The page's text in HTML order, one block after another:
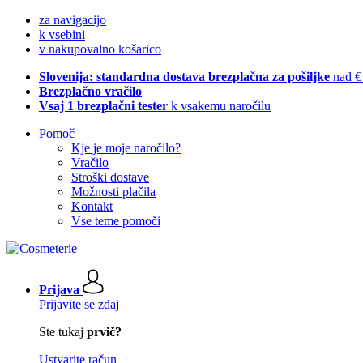
za navigacijo
k vsebini
v nakupovalno košarico
Slovenija: standardna dostava brezplačna za pošiljke nad
Brezplačno vračilo
Vsaj 1 brezplačni tester k vsakemu naročilu
Pomoč
Kje je moje naročilo?
Vračilo
Stroški dostave
Možnosti plačila
Kontakt
Vse teme pomoči
Prijava
Prijavite se zdaj
Ste tukaj prvič?
Ustvarite račun